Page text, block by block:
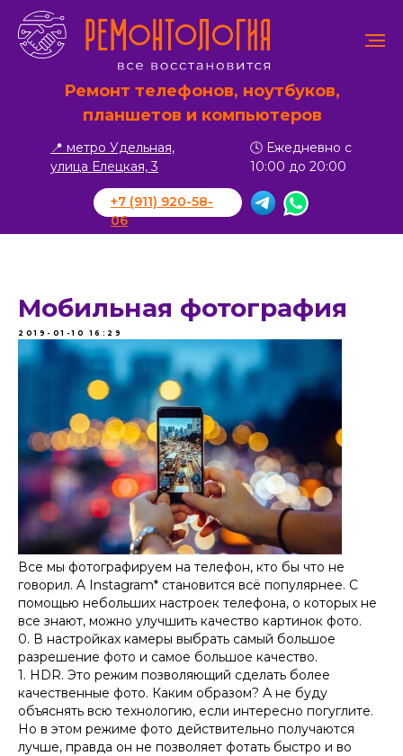
📍 метро Удельная,
улица Елецкая, 3
🕓 Ежедневно с
10:00 до 20:00
Ремонт телефонов, ноутбуков,
планшетов и компьютеров
+7 (911) 920-58-
06
Мобильная фотография
2019-01-10 16:29
Все мы фотографируем на телефон, кто бы что не
говорил. A Instagram* становится всё популярнее. С
помощью небольших настроек телефона, о которых не
все знают, можно улучшить качество картинок фото.
0. В настройках камеры выбрать самый большое
разрешение фото и самое большое качество.
1. HDR. Это режим позволяющий сделать более
качественные фото. Каким образом? А не буду
объяснять всю технологию, если интересно погуглите.
Но в этом режиме фото действительно получаются
лучше, правда он не позволяет фотать быстро и во